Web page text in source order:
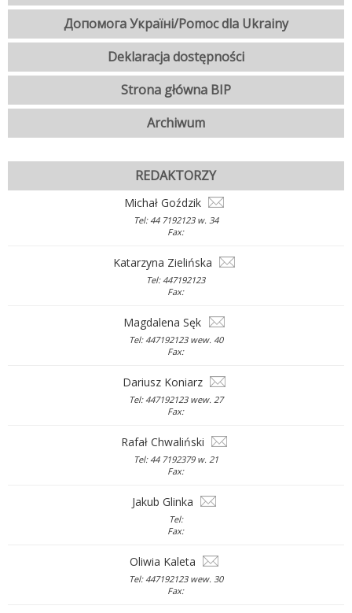
Допомога Україні/Pomoc dla Ukrainy
Deklaracja dostępności
Strona główna BIP
Archiwum
REDAKTORZY
Michał Goździk
Tel: 44 7192123 w. 34
Fax:
Katarzyna Zielińska
Tel: 447192123
Fax:
Magdalena Sęk
Tel: 447192123 wew. 40
Fax:
Dariusz Koniarz
Tel: 447192123 wew. 27
Fax:
Rafał Chwaliński
Tel: 44 7192379 w. 21
Fax:
Jakub Glinka
Tel:
Fax:
Oliwia Kaleta
Tel: 447192123 wew. 30
Fax: